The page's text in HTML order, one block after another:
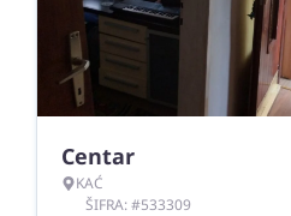
Centar
KAĆ
ŠIFRA: #533309